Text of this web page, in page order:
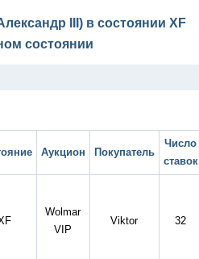
III) в состоянии XF
состоянии
Аукцион Покупатель
Число
ставок
Wolmar
VIP
Viktor 32